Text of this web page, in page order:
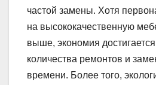
частой замены. Хотя
на высококачественную
выше, экономия
количества ремонтов и
времени. Более того,